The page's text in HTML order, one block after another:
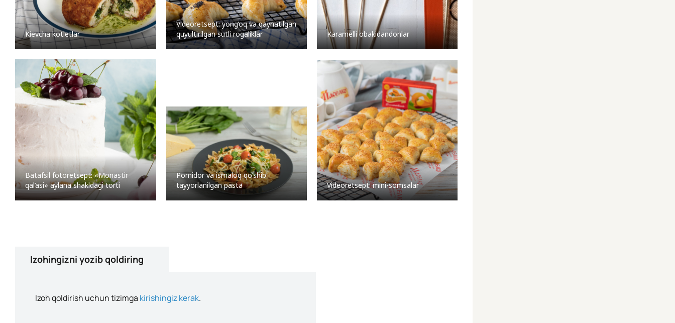
Kievcha kotletlar
Videoretsept: yong’oq va qaynatilgan
quyultirilgan sutli rogaliklar
Karamelli obakidandonlar
Batafsil fotoretsept: «Monastir
qal’asi» aylana shakldagi torti
Pomidor va ismaloq qo’shib
tayyorlanilgan pasta
Videoretsept: mini-somsalar
Izohingizni yozib qoldiring
Izoh qoldirish uchun tizimga kirishingiz kerak.